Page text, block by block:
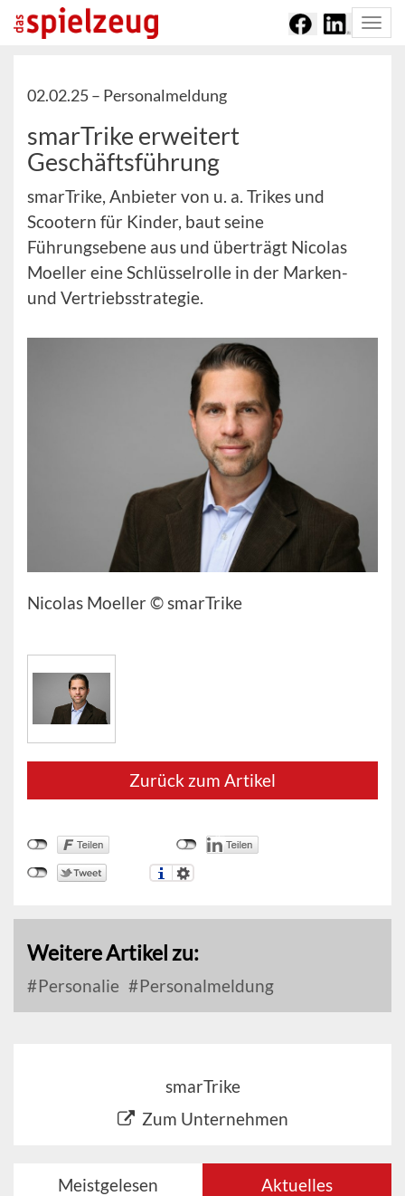
02.02.25 – Personalmeldung
smarTrike erweitert
Geschäftsführung
smarTrike, Anbieter von u. a. Trikes und
Scootern für Kinder, baut seine
Führungsebene aus und überträgt Nicolas
Moeller eine Schlüsselrolle in der Marken-
und Vertriebsstrategie.
Nicolas Moeller © smarTrike
Zurück zum Artikel
Weitere Artikel zu:
Personalie Personalmeldung
smarTrike
Zum Unternehmen
Meistgelesen Aktuelles